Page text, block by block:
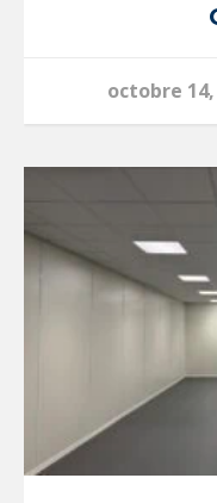
octobre 14,